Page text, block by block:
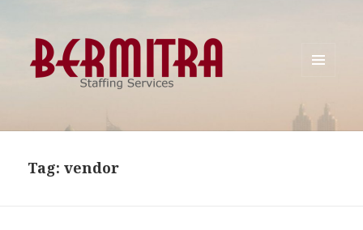
Tag:vendor